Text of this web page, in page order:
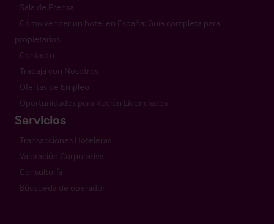
Sala de Prensa
Cómo vender un hotel en España: Guía completa para
propietarios
Contacto
Trabaja con Nosotros
Ofertas de Empleo
Oportunidades para Recién Licenciados
Servicios
Transacciones Hoteleras
Valoración Corporativa
Consultoría
Búsqueda de operador